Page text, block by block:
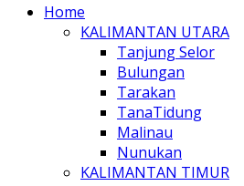
Home
KALIMANTAN UTARA
Tanjung Selor
Bulungan
Tarakan
TanaTidung
Malinau
Nunukan
KALIMANTAN TIMUR